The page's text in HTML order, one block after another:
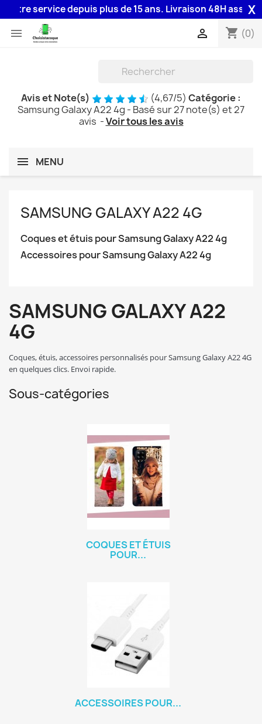
depuis plus de 15 ans. Livraison 48H assurée par la
X
 shopping_cart (0)

Avis et Note(s) (4,67/5) Catégorie :
Samsung Galaxy A22 4g - Basé sur27note(s) et27
avis -Voir tous les avis
MENU
SAMSUNG GALAXY A22 4G
Coques et étuis pour Samsung Galaxy A22 4g
Accessoires pour Samsung Galaxy A22 4g
SAMSUNG GALAXY A22
4G
Coques, étuis, accessoires personnalisés pour Samsung Galaxy A22 4G
en quelques clics. Envoi rapide.
Sous-catégories
COQUES ET ÉTUIS
POUR...
ACCESSOIRES POUR...